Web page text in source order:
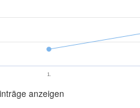
1.
anzeigen